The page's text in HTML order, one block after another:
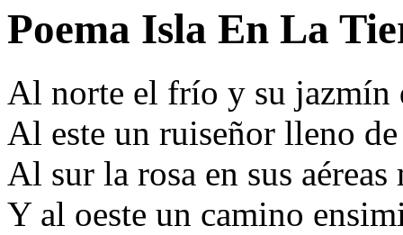
Poema Isla En La
Al norte el frío y su jazmín
Al este un ruiseñor lleno de
Al sur la rosa en sus aéreas
Y al oeste un camino